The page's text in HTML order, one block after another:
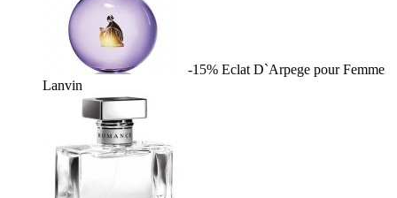
-15% Eclat D`Arpege pour Femme
Lanvin